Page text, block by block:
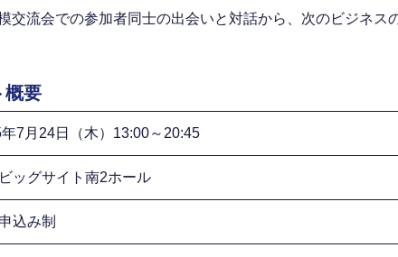
流会での参加者同士の出会いと対話から、次のビジネス
概要
7月24日（木）13:00～20:45
ッグサイト南2ホール
込み制